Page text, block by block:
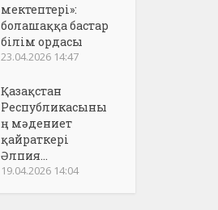
мектептері»:
болашаққа бастар
білім ордасы
23.04.2026 14:47
Қазақстан
Республикасыны
ң мәдениет
қайраткері
Әлпия...
19.04.2026 14:04